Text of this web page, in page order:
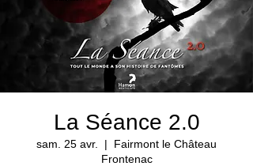
La Séance 2.0
sam. 25 avr.
  |
Fairmont le Château
Frontenac